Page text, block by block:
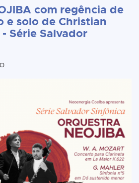
com regência de
e solo de Christian
Série Salvador